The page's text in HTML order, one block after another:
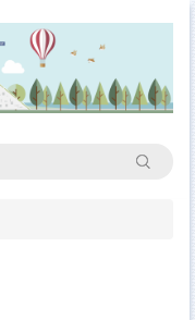
搜尋